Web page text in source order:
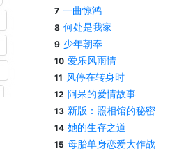
7 一曲惊鸿
8 何处是我家
9 少年朝奉
10 爱乐风雨情
11 风停在转身时
12 阿呆的爱情故事
13 新版：照相馆的秘密
14 她的生存之道
15 母胎单身恋爱大作战